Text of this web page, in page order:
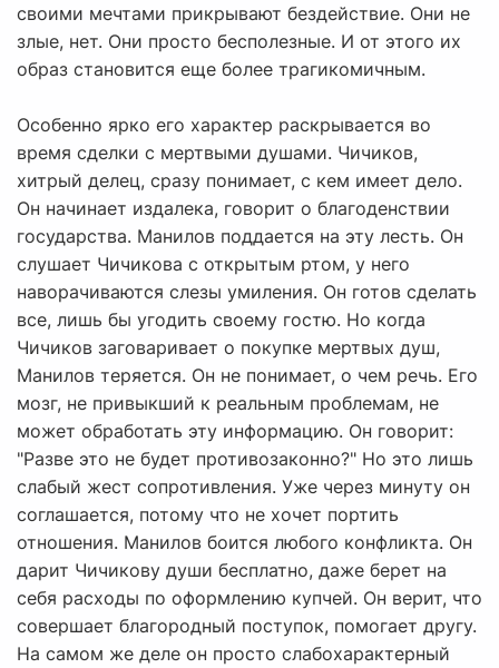
своими мечтами прикрывают бездействие. Они не
злые, нет. Они просто бесполезные. И от этого их
образ становится еще более трагикомичным.
Особенно ярко его характер раскрывается во
время сделки с мертвыми душами. Чичиков,
хитрый делец, сразу понимает, с кем имеет дело.
Он начинает издалека, говорит о благоденствии
государства. Манилов поддается на эту лесть. Он
слушает Чичикова с открытым ртом, у него
наворачиваются слезы умиления. Он готов сделать
все, лишь бы угодить своему гостю. Но когда
Чичиков заговаривает о покупке мертвых душ,
Манилов теряется. Он не понимает, о чем речь. Его
мозг, не привыкший к реальным проблемам, не
может обработать эту информацию. Он говорит:
"Разве это не будет противозаконно?" Но это лишь
слабый жест сопротивления. Уже через минуту он
соглашается, потому что не хочет портить
отношения. Манилов боится любого конфликта. Он
дарит Чичикову души бесплатно, даже берет на
себя расходы по оформлению купчей. Он верит, что
совершает благородный поступок, помогает другу.
На самом же деле он просто слабохарактерный